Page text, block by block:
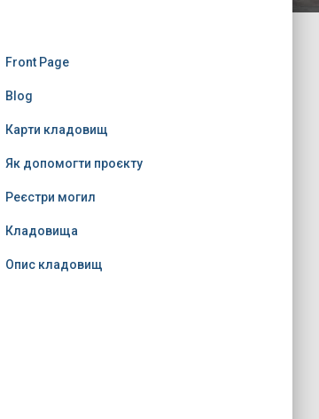
Front Page
Blog
Карти кладовищ
Як допомогти проєкту
Реєстри могил
Кладовища
Опис кладовищ